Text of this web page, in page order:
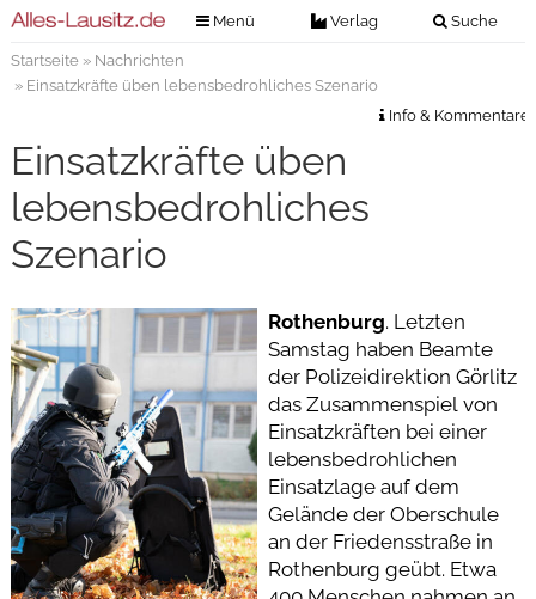
Menü Verlag Suche
Verlag
Kontakt
Impressum
Veranstaltungstickets
Anzeigenannahme
Digitale Ausgaben
Startseite» Nachrichten
» Einsatzkräfte üben lebensbedrohliches Szenario
Info & Kommentare
Einsatzkräfte üben
lebensbedrohliches
Szenario
Rothenburg. Letzten
Samstag haben Beamte
der Polizeidirektion Görlitz
das Zusammenspiel von
Einsatzkräften bei einer
lebensbedrohlichen
Einsatzlage auf dem
Gelände der Oberschule
an der Friedensstraße in
Rothenburg geübt. Etwa